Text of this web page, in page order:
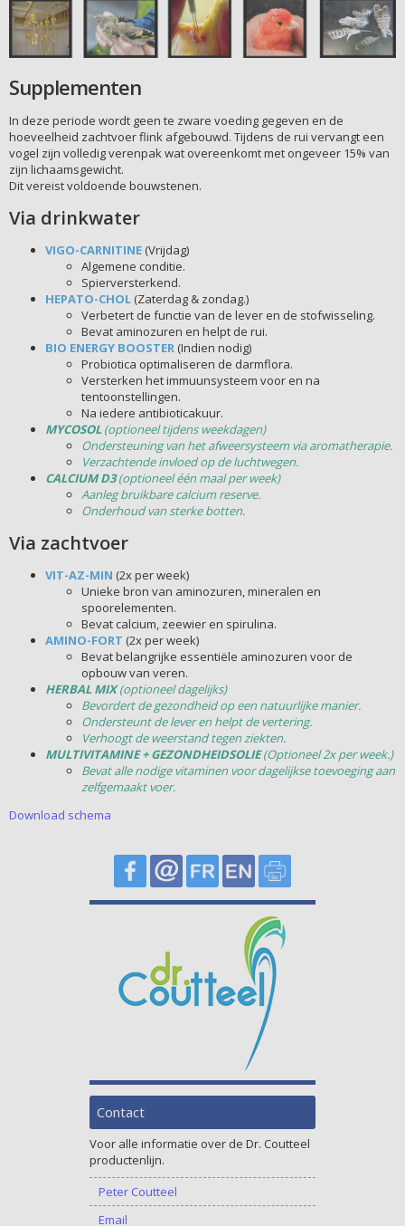
Supplementen
In deze periode wordt geen te zware voeding gegeven en de
hoeveelheid zachtvoer flink afgebouwd. Tijdens de rui vervangt een
vogel zijn volledig verenpak wat overeenkomt met ongeveer 15% van
zijn lichaamsgewicht.
Dit vereist voldoende bouwstenen.
Via drinkwater
VIGO-CARNITINE (Vrijdag)
Algemene conditie.
Spierversterkend.
HEPATO-CHOL (Zaterdag & zondag.)
Verbetert de functie van de lever en de stofwisseling.
Bevat aminozuren en helpt de rui.
BIO ENERGY BOOSTER (Indien nodig)
Probiotica optimaliseren de darmflora.
Versterken het immuunsysteem voor en na
tentoonstellingen.
Na iedere antibioticakuur.
MYCOSOL (optioneel tijdens weekdagen)
Ondersteuning van het afweersysteem via aromatherapie.
Verzachtende invloed op de luchtwegen.
CALCIUM D3(optioneel één maal per week)
Aanleg bruikbare calcium reserve.
Onderhoud van sterke botten.
Via zachtvoer
VIT-AZ-MIN (2x per week)
Unieke bron van aminozuren, mineralen en
spoorelementen.
Bevat calcium, zeewier en spirulina.
AMINO-FORT (2x per week)
Bevat belangrijke essentiële aminozuren voor de
opbouw van veren.
HERBAL MIX(optioneel dagelijks)
Bevordert de gezondheid op een natuurlijke manier.
Ondersteunt de lever en helpt de vertering.
Verhoogt de weerstand tegen ziekten.
MULTIVITAMINE+GEZONDHEIDSOLIE(Optioneel 2x per week.)
Bevat alle nodige vitaminen voor dagelijkse toevoeging aan
zelfgemaakt voer.
Download schema
Contact
Voor alle informatie over de Dr. Coutteel
productenlijn.
Peter Coutteel
Email